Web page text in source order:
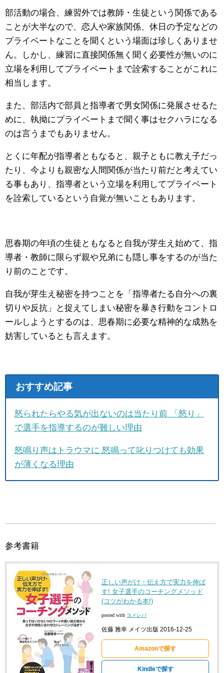
部活動の場合、練習外では教師・生徒という関係である
ことが大半なので、恋人や家族関係、休日の予定などの
プライベートなことを聞くという場面は珍しくありませ
ん。しかし、練習に直接関係無く聞く必要性が無いのに
立場を利用してプライベートまで詮索することがこれに
相当します。
また、部活内で部員と指導者で男女関係に発展させるた
めに、執拗にプライベートまで聞く事はセクハラになる
のは言うまでもありません。
とくに年配が指導者ともなると、親子ともに教え子だっ
たり、今よりも親密な人間関係が当たり前だと考えてい
る事もあり、指導者という立場を利用してプライベート
を詮索しているという自覚が無いこともあります。
思春期の年頃の生徒ともなると自我が芽生え始めて、指
導者・教師に限らず親や兄弟にも隠し事をするのが当た
り前のことです。
自我が芽生え秘密を持つことを「指導者たる自分への裏
切りや反抗」と捉えてしまい秘密を暴き行動をコントロ
ールしようとするのは、思春期に必要な精神的な成熟を
妨害しているとも言えます。
おすすめ記事
怒られたらやる気が出ないのは当たり前 「怒り」
で選手を指導するのが難しい理由
怒鳴り声はトラウマに 怒鳴って叱りつけても効果
が薄くなる理由
参考書籍
正しい声がけ・伝え方で実力を伸ば
す! 女子選手のコーチングメソッド
(コツがわかる本!)
posted with ヨメレバ
佐藤 雅幸 メイツ出版 2016-12-25
Amazonで探す
Kindleで探す